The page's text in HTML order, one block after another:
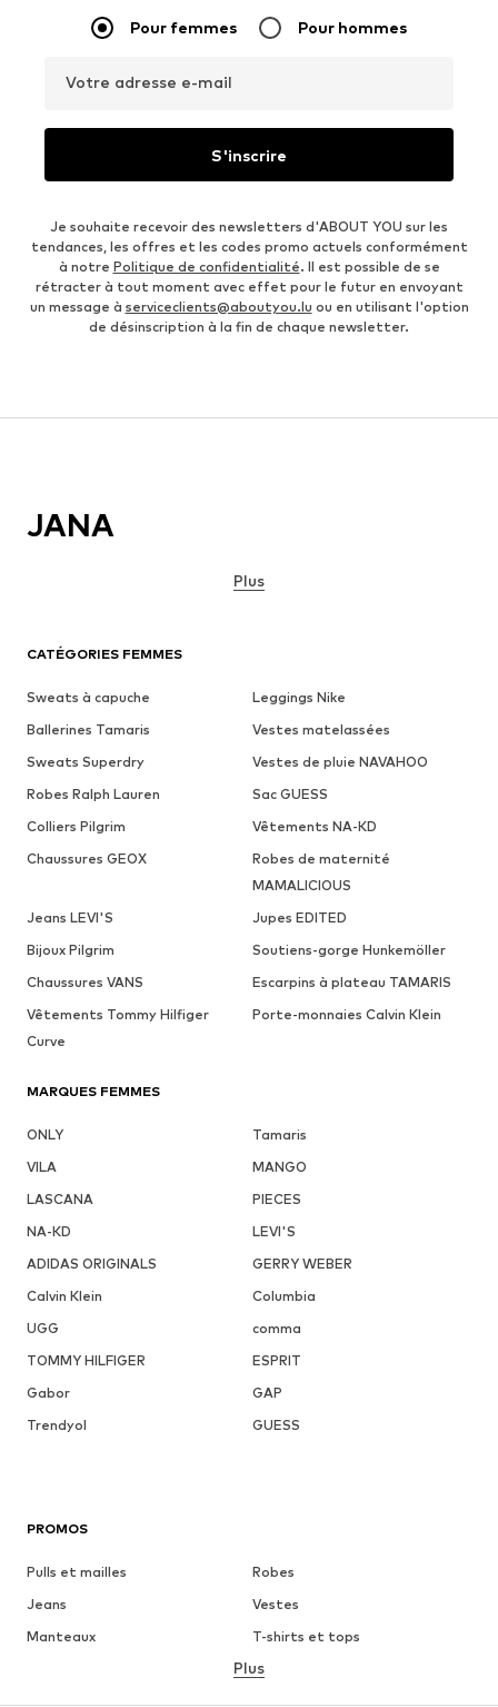
Pour femmes Pour hommes
Votre adresse e-mail
S'inscrire
Je souhaite recevoir des newsletters d'ABOUT YOU sur les
tendances, les offres et les codes promo actuels conformément
à notre Politique de confidentialité. Il est possible de se
rétracter à tout moment avec effet pour le futur en envoyant
un message à serviceclients@aboutyou.lu ou en utilisant l'option
de désinscription à la fin de chaque newsletter.
CATÉGORIES FEMMES
Sweats à capuche
Leggings Nike
Ballerines Tamaris
Vestes matelassées
Sweats Superdry
Vestes de pluie NAVAHOO
Robes Ralph Lauren
Sac GUESS
Colliers Pilgrim
Vêtements NA-KD
Chaussures GEOX
Robes de maternité
MAMALICIOUS
Jeans LEVI'S
Jupes EDITED
Bijoux Pilgrim
Soutiens-gorge Hunkemöller
Chaussures VANS
Escarpins à plateau TAMARIS
Vêtements Tommy Hilfiger
Curve
Porte-monnaies Calvin Klein
MARQUES FEMMES
ONLY
Tamaris
VILA
MANGO
LASCANA
PIECES
NA-KD
LEVI'S
ADIDAS ORIGINALS
GERRY WEBER
Calvin Klein
Columbia
UGG
comma
TOMMY HILFIGER
ESPRIT
Gabor
GAP
Trendyol
GUESS
PROMOS
Pulls et mailles
Robes
Jeans
Vestes
Manteaux
T-shirts et tops
Lingerie
Jupes
Blouses et tuniques
Plus
JANA
Plus